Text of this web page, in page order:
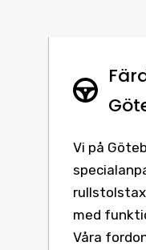
Vi på
med
Våra